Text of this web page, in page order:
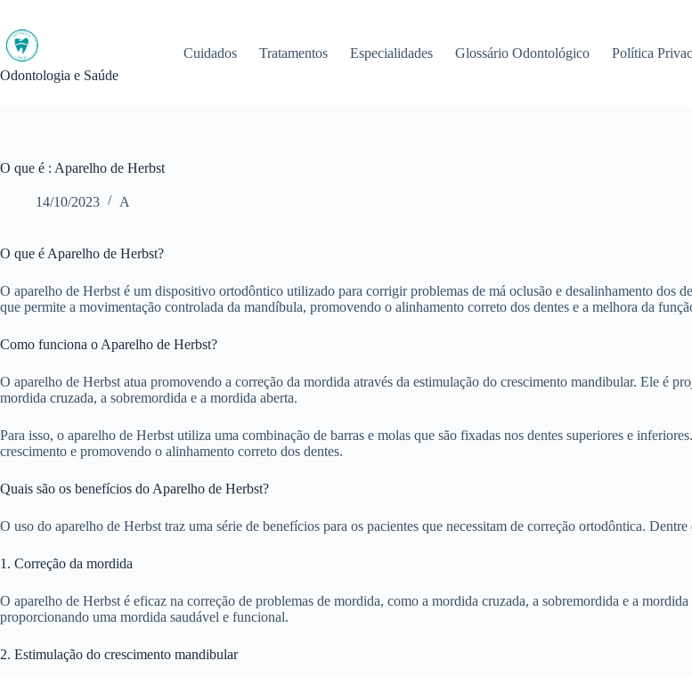
conteúdo
Odontologia e Saúde
Cuidados Tratamentos Especialidades Glossário Odontológico Política
O que é : Aparelho de Herbst
14/10/2023 A
O que é Aparelho de Herbst?
O aparelho de Herbst é um dispositivo ortodôntico utilizado para corrigir problemas de má oclusão e desalinhamento dos
que permite a movimentação controlada da mandíbula, promovendo o alinhamento correto dos dentes e a melhora da
Como funciona o Aparelho de Herbst?
O aparelho de Herbst atua promovendo a correção da mordida através da estimulação do crescimento mandibular. Ele é
mordida cruzada, a sobremordida e a mordida aberta.
Para isso, o aparelho de Herbst utiliza uma combinação de barras e molas que são fixadas nos dentes superiores e
crescimento e promovendo o alinhamento correto dos dentes.
Quais são os benefícios do Aparelho de Herbst?
O uso do aparelho de Herbst traz uma série de benefícios para os pacientes que necessitam de correção ortodôntica.
1. Correção da mordida
O aparelho de Herbst é eficaz na correção de problemas de mordida, como a mordida cruzada, a sobremordida e a
proporcionando uma mordida saudável e funcional.
2. Estimulação do crescimento mandibular